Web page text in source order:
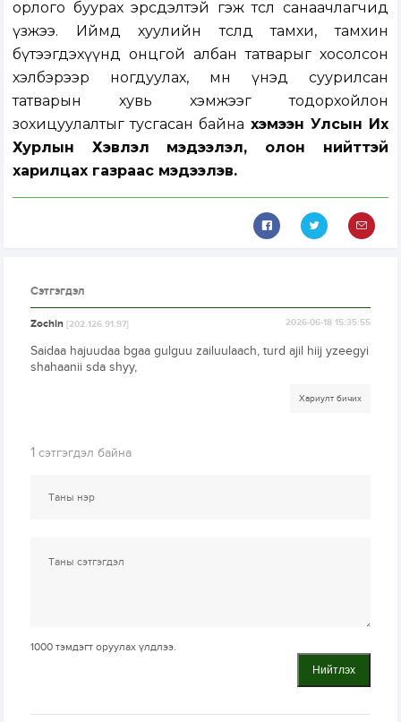
орлого буурах эрсдэлтэй гэж төсөл санаачлагчид
үзжээ. Иймд хуулийн төсөлд тамхи, тамхин
бүтээгдэхүүнд онцгой албан татварыг хосолсон
хэлбэрээр ногдуулах, мөн үнэд суурилсан
татварын хувь хэмжээг тодорхойлон
зохицуулалтыг тусгасан байна хэмээн Улсын Их
Хурлын Хэвлэл мэдээлэл, олон нийттэй
харилцах газраас мэдээлэв.
Сэтгэгдэл
Zochin[202.126.91.97] 2026-06-18 15:35:55
Saidaa hajuudaa bgaa gulguu zailuulaach, turd ajil hiij yzeegyi
shahaanii sda shyy,
Хариулт бичих
1 сэтгэгдэл байна
1000 тэмдэгт оруулах үлдлээ.
Нийтлэх